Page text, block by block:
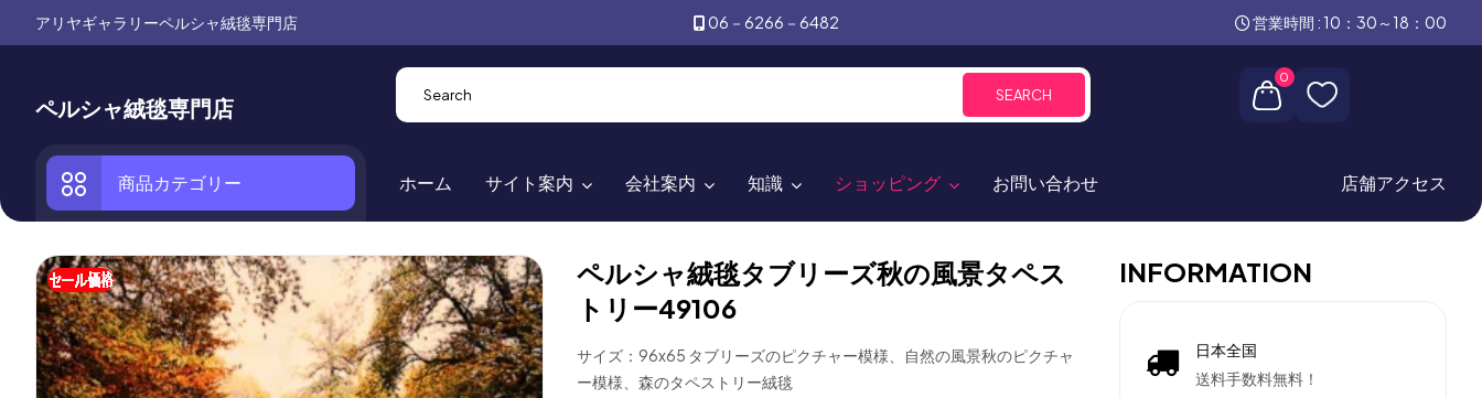
アリヤギャラリーペルシャ絨毯専門店 06－6266－6482 営業時間 : 10：30～18：00
ペルシャ絨毯専門店 SEARCH
0
商品カテゴリー ホーム サイト案内 会社案内 知識 ショッピング お問い合わせ 店舗アクセス
ペルシャ絨毯タブリーズ秋の風景タペス
トリー49106
サイズ：96x65 タブリーズのピクチャー模様、自然の風景秋のピクチャ
ー模様、森のタペストリー絨毯
INFORMATION
日本全国
送料手数料無料！